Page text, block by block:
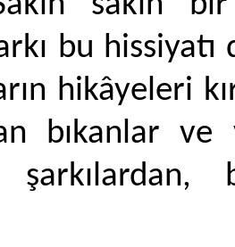
bu
hikâyeleri
bıkanlar